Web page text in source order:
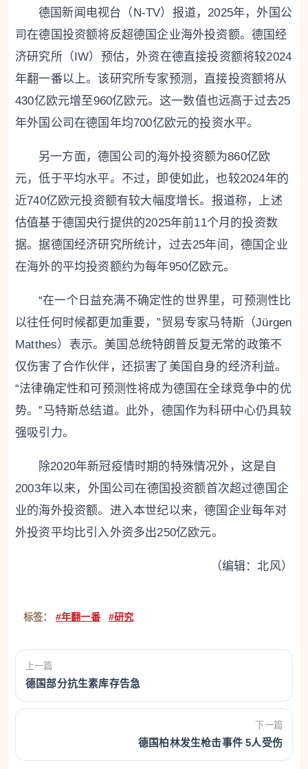
德国新闻电视台（N-TV）报道，2025年，外国公
司在德国投资额将反超德国企业海外投资额。德国经
济研究所（IW）预估，外资在德直接投资额将较2024
年翻一番以上。该研究所专家预测，直接投资额将从
430亿欧元增至960亿欧元。这一数值也远高于过去25
年外国公司在德国年均700亿欧元的投资水平。
另一方面，德国公司的海外投资额为860亿欧
元，低于平均水平。不过，即使如此，也较2024年的
近740亿欧元投资额有较大幅度增长。报道称，上述
估值基于德国央行提供的2025年前11个月的投资数
据。据德国经济研究所统计，过去25年间，德国企业
在海外的平均投资额约为每年950亿欧元。
“在一个日益充满不确定性的世界里，可预测性比
以往任何时候都更加重要，”贸易专家马特斯（Jürgen
Matthes）表示。美国总统特朗普反复无常的政策不
仅伤害了合作伙伴，还损害了美国自身的经济利益。
“法律确定性和可预测性将成为德国在全球竞争中的优
势。”马特斯总结道。此外，德国作为科研中心仍具较
强吸引力。
除2020年新冠疫情时期的特殊情况外，这是自
2003年以来，外国公司在德国投资额首次超过德国企
业的海外投资额。进入本世纪以来，德国企业每年对
外投资平均比引入外资多出250亿欧元。
（编辑：北风）
标签： #年翻一番 #研究
上一篇
德国部分抗生素库存告急
下一篇
德国柏林发生枪击事件 5人受伤